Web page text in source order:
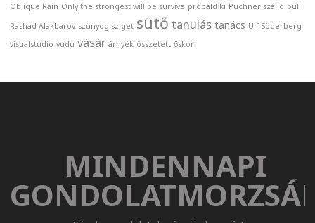
Oblique Rain Only the strongest will be survive próbáld ki Puchner szálló puli
Rashad Alakbarov szunyog sziget sütő tanulás tanács Ulf Söderberg
visualstudio vudu vásár árnyék összetett őskori
MINDENNAPI